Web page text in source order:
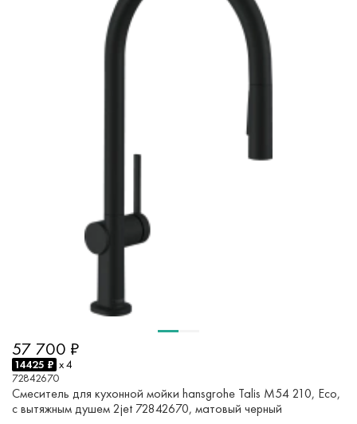
57 700 ₽
14425 ₽ x 4
72842670
Смеситель для кухонной мойки hansgrohe Talis M54 210, Eco,
с вытяжным душем 2jet 72842670, матовый черный